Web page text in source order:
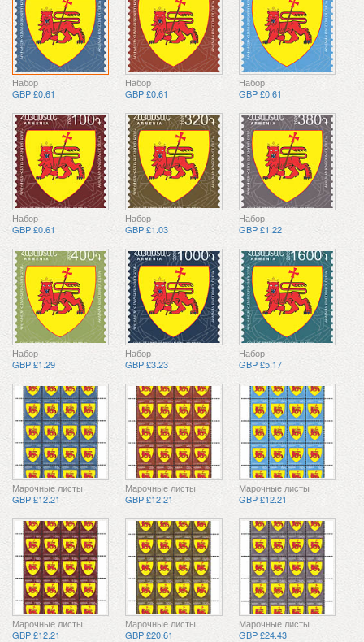
Набор
GBP £0.61
Набор
GBP £0.61
Набор
GBP £0.61
Набор
GBP £0.61
Набор
GBP £1.03
Набор
GBP £1.22
Набор
GBP £1.29
Набор
GBP £3.23
Набор
GBP £5.17
Марочные листы
GBP £12.21
Марочные листы
GBP £12.21
Марочные листы
GBP £12.21
Марочные листы
GBP £12.21
Марочные листы
GBP £20.61
Марочные листы
GBP £24.43